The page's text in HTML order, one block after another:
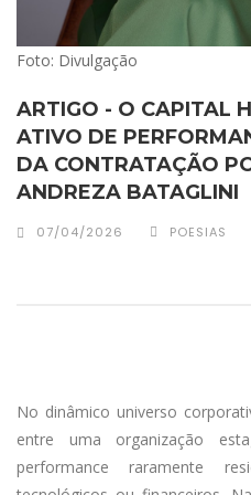
Foto: Divulgação
ARTIGO - O CAPITAL
ATIVO DE
DA CONTRATAÇÃO
ANDREZA BATAGLINI
07/04/2026 POESIAS
No dinâmico universo
entre uma organização
performance raramente